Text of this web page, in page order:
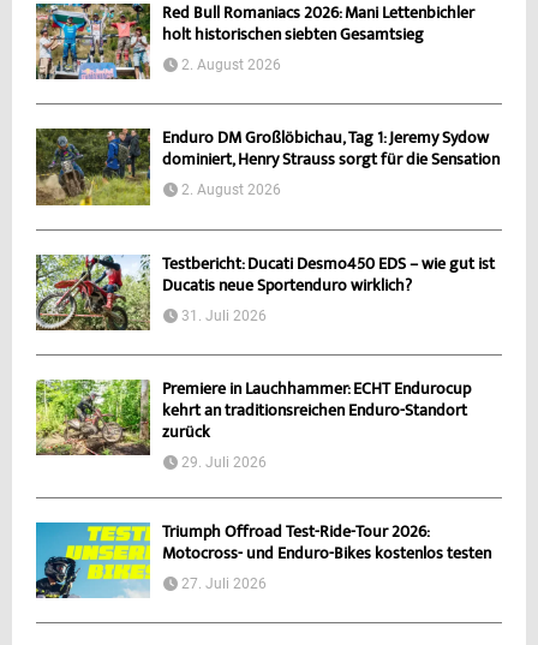
Red Bull Romaniacs 2026: Mani Lettenbichler
holt historischen siebten Gesamtsieg
2. August 2026
Enduro DM Großlöbichau, Tag 1: Jeremy Sydow
dominiert, Henry Strauss sorgt für die Sensation
2. August 2026
Testbericht: Ducati Desmo450 EDS – wie gut ist
Ducatis neue Sportenduro wirklich?
31. Juli 2026
Premiere in Lauchhammer: ECHT Endurocup
kehrt an traditionsreichen Enduro-Standort
zurück
29. Juli 2026
Triumph Offroad Test-Ride-Tour 2026:
Motocross- und Enduro-Bikes kostenlos testen
27. Juli 2026